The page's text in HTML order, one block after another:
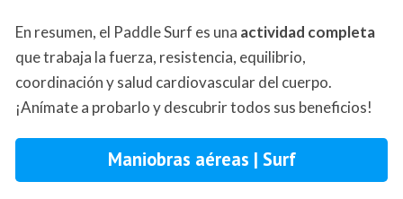
En resumen, el Paddle Surf es una actividad completa
que trabaja la fuerza, resistencia, equilibrio,
coordinación y salud cardiovascular del cuerpo.
¡Anímate a probarlo y descubrir todos sus beneficios!
Maniobras aéreas | Surf